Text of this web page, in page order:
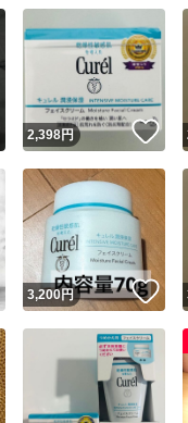
いいね！
2,398円 い
いいね！
3,200円 い